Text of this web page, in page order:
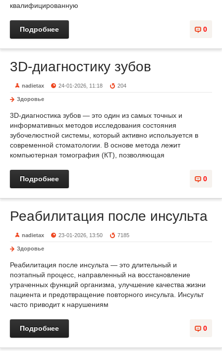
квалифицированную
0
Подробнее
3D-диагностику зубов
nadietax 24-01-2026, 11:18 204
Здоровье
3D-диагностика зубов — это один из самых точных и
информативных методов исследования состояния
зубочелюстной системы, который активно используется в
современной стоматологии. В основе метода лежит
компьютерная томография (КТ), позволяющая
0
Подробнее
Реабилитация после инсульта
nadietax 23-01-2026, 13:50 7185
Здоровье
Реабилитация после инсульта — это длительный и
поэтапный процесс, направленный на восстановление
утраченных функций организма, улучшение качества жизни
пациента и предотвращение повторного инсульта. Инсульт
часто приводит к нарушениям
0
Подробнее